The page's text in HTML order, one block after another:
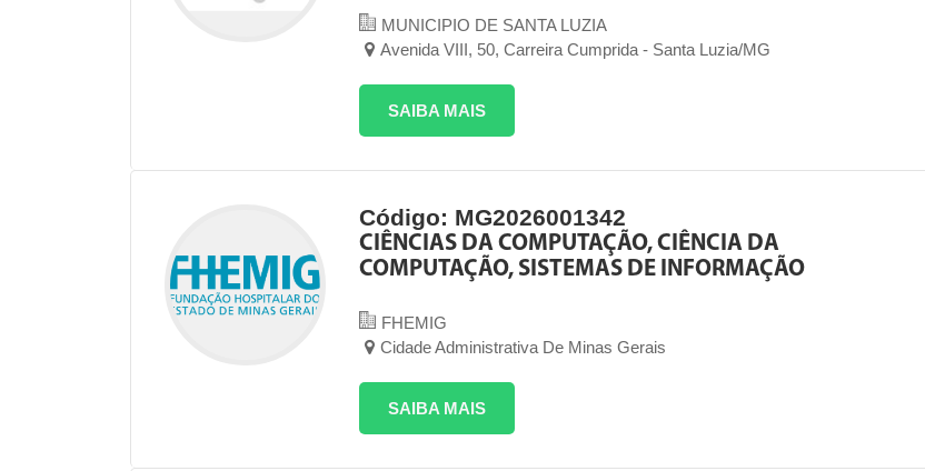
MUNICIPIO DE SANTA LUZIA
Avenida VIII, 50, Carreira Cumprida - Santa Luzia/MG
SAIBA MAIS
Código: MG2026001342
CIÊNCIAS DA COMPUTAÇÃO, CIÊNCIA DA
COMPUTAÇÃO, SISTEMAS DE INFORMAÇÃO
FHEMIG
Cidade Administrativa De Minas Gerais
SAIBA MAIS